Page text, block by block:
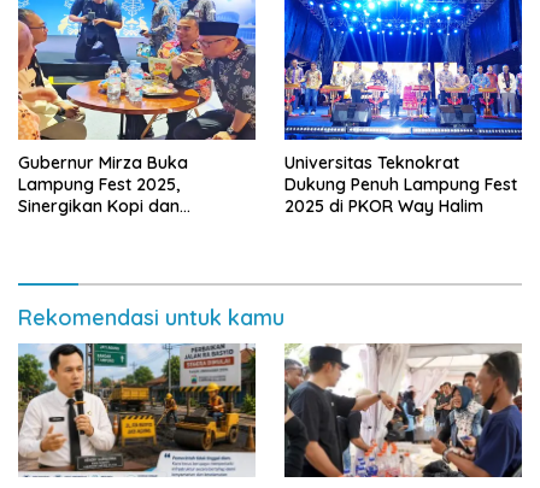
Gubernur Mirza Buka
Lampung Fest 2025,
Sinergikan Kopi dan
Universitas Teknokrat
Dukung Penuh Lampung Fest
2025 di PKOR Way Halim
Rekomendasi untuk kamu